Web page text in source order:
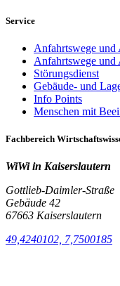
Service
Anfahrtswege und
Anfahrtswege
Störungsdienst
Gebäude- und
Info Points
Menschen mit
Fachbereich
WiWi in Kaiserslautern
Gottlieb-Daimler-Straße
Gebäude 42
67663 Kaiserslautern
49,4240102, 7,7500185